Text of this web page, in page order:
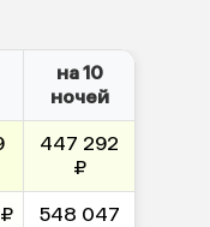
на 10
ночей
447 292
₽
548 047